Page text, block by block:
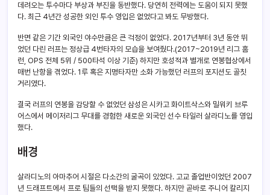
데려오는 투수마다 부상과 부진을 동반했다. 당연히 전력에는 도움이 되지 못했
다. 최근 4년간 성공한 외인 투수 영입은 없었다고 봐도 무방했다.
반면 같은 기간 외국인 야수만큼은 큰 걱정이 없었다. 2017년부터 3년 동안 뛰
었던 다린 러프는 정상급 4번타자의 모습을 보여줬다.(2017~2019년 리그 홈
런, OPS 전체 5위 / 500타석 이상 기준) 하지만 호성적과 별개로 연봉협상에서
매번 난항을 겪었다. 1루 혹은 지명타자만 소화 가능했던 러프의 포지션도 골칫
거리였다.
결국 러프의 연봉을 감당할 수 없었던 삼성은 시카고 화이트삭스와 밀워키 브루
어스에서 메이저리그 무대를 경험한 새로운 외국인 선수 타일러 살라디노를 영입
했다.
배경
살라디노의 아마추어 시절은 다소간의 굴곡이 있었다. 고교 졸업반이었던 2007
년 드래프트에서 프로 팀들의 선택을 받지 못했다. 하지만 곧바로 주니어 칼리지